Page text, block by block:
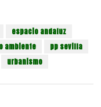
espacio andaluz
ambiente
pp sevilla
urbanismo